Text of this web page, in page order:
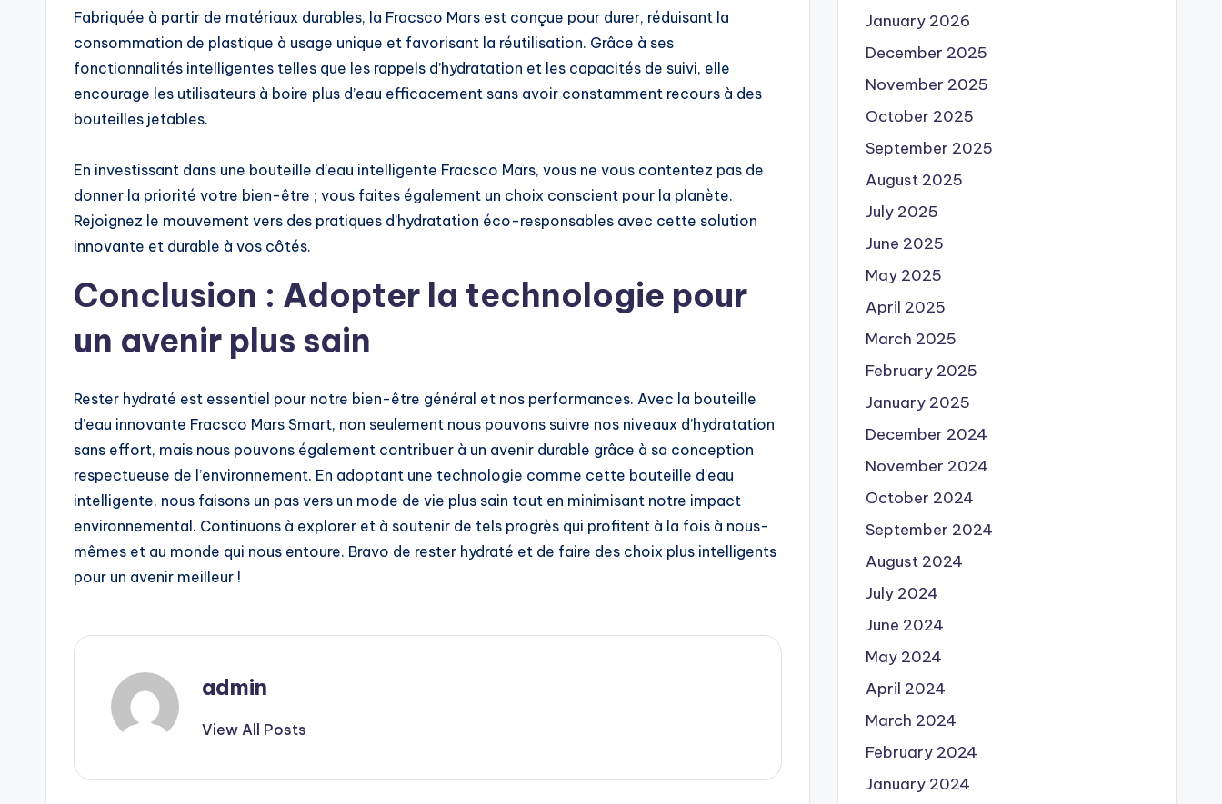
Fabriquée à partir de matériaux durables, la Fracsco Mars est conçue pour durer, réduisant la
consommation de plastique à usage unique et favorisant la réutilisation. Grâce à ses
fonctionnalités intelligentes telles que les rappels d’hydratation et les capacités de suivi, elle
encourage les utilisateurs à boire plus d’eau efficacement sans avoir constamment recours à des
bouteilles jetables.
En investissant dans une bouteille d’eau intelligente Fracsco Mars, vous ne vous contentez pas de
donner la priorité votre bien-être ; vous faites également un choix conscient pour la planète.
Rejoignez le mouvement vers des pratiques d’hydratation éco-responsables avec cette solution
innovante et durable à vos côtés.
Conclusion : Adopter la technologie pour
un avenir plus sain
Rester hydraté est essentiel pour notre bien-être général et nos performances. Avec la bouteille
d’eau innovante Fracsco Mars Smart, non seulement nous pouvons suivre nos niveaux d’hydratation
sans effort, mais nous pouvons également contribuer à un avenir durable grâce à sa conception
respectueuse de l’environnement. En adoptant une technologie comme cette bouteille d’eau
intelligente, nous faisons un pas vers un mode de vie plus sain tout en minimisant notre impact
environnemental. Continuons à explorer et à soutenir de tels progrès qui profitent à la fois à nous-
mêmes et au monde qui nous entoure. Bravo de rester hydraté et de faire des choix plus intelligents
pour un avenir meilleur !
admin
View All Posts
January 2026
December 2025
November 2025
October 2025
September 2025
August 2025
July 2025
June 2025
May 2025
April 2025
March 2025
February 2025
January 2025
December 2024
November 2024
October 2024
September 2024
August 2024
July 2024
June 2024
May 2024
April 2024
March 2024
February 2024
January 2024